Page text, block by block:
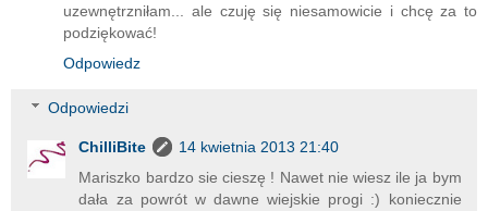
uzewnętrzniłam... ale czuję się niesamowicie i chcę za to
podziękować!
Odpowiedz
Odpowiedzi
ChilliBite
14 kwietnia 2013 21:40
Mariszko bardzo sie cieszę ! Nawet nie wiesz ile ja bym
dała za powrót w dawne wiejskie progi :) koniecznie